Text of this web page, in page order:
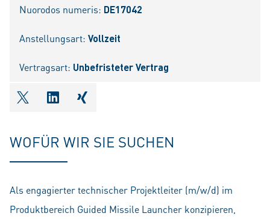
Nuorodos numeris: DE17042
Anstellungsart: Vollzeit
Vertragsart: Unbefristeter Vertrag
shareOntwitter
shareOnlinkedIn
shareOnxing
WOFÜR WIR SIE SUCHEN
Als engagierter technischer Projektleiter (m/w/d) im
Produktbereich Guided Missile Launcher konzipieren,